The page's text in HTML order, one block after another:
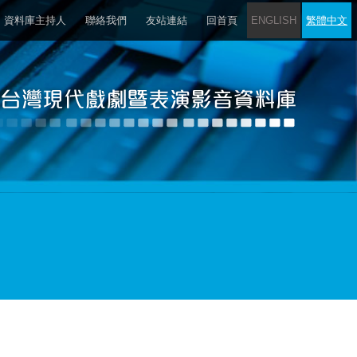
資料庫主持人 聯絡我們 友站連結 回首頁 ENGLISH 繁體中文